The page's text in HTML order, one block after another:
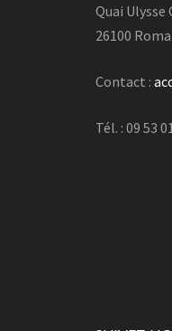
Quai Ulysse
26100
Contact :
Tél. : 09 53